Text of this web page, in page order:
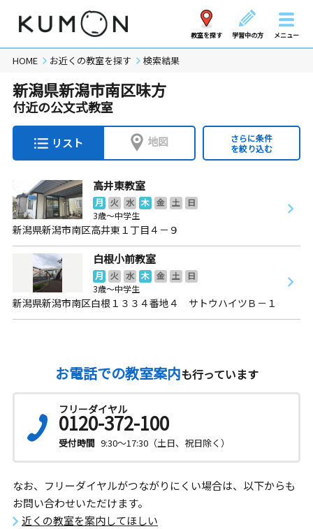
教室を探す 学習中の方 メニュー
HOME お近くの教室を探す 検索結果
新潟県新潟市南区味方
付近の公文式教室
リスト 地図
さらに条件
を絞り込む
高井東教室
月 火 水 木 金 土
日
3歳～中学生
新潟県新潟市南区高井東１丁目４－９
白根小前教室
月 火 水 木 金 土
日
3歳～中学生
新潟県新潟市南区白根１３３４番地４ サトウハイツＢ－１
お電話での教室案内も行っています
フリーダイヤル
0120-372-100
受付時間 9:30～17:30（土日、祝日除く）
なお、フリーダイヤルがつながりにくい場合は、以下からも
お問い合わせいただけます。
近くの教室を案内してほしい